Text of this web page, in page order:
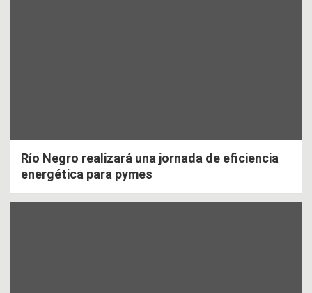
Río Negro realizará una jornada de eficiencia
energética para pymes